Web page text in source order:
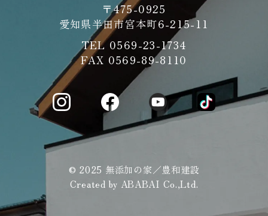
〒475-0925
愛知県半田市宮本町6-215-11
TEL0569-23-1734
FAX 0569-89-8110
© 2025 無添加の家／豊和建設
Created by ABABAI Co.,Ltd.